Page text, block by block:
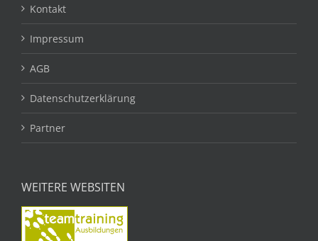
Kontakt
Impressum
AGB
Datenschutzerklärung
Partner
WEITERE WEBSITEN